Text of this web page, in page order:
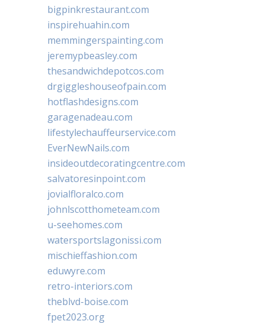
bigpinkrestaurant.com
inspirehuahin.com
memmingerspainting.com
jeremypbeasley.com
thesandwichdepotcos.com
drgiggleshouseofpain.com
hotflashdesigns.com
garagenadeau.com
lifestylechauffeurservice.com
EverNewNails.com
insideoutdecoratingcentre.com
salvatoresinpoint.com
jovialfloralco.com
johnlscotthometeam.com
u-seehomes.com
watersportslagonissi.com
mischieffashion.com
eduwyre.com
retro-interiors.com
theblvd-boise.com
fpet2023.org